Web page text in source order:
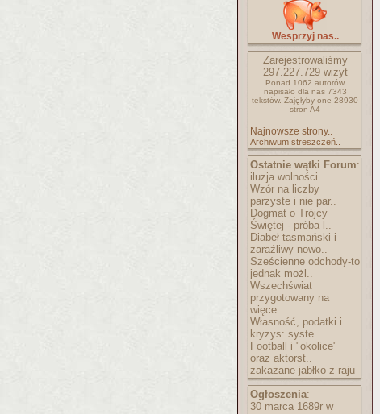
Wesprzyj nas..
Zarejestrowaliśmy
297.227.729wizyt
Ponad 1062 autorów
napisało dla nas 7343
tekstów. Zajęłyby one 28930
stron A4
Najnowsze strony..
Archiwum streszczeń..
Ostatnie wątki Forum:
iluzja wolności
Wzór na liczby
parzyste i nie par..
Dogmat o Trójcy
Świętej - próba l..
Diabeł tasmański i
zaraźliwy nowo..
Sześcienne odchody-to
jednak możl..
Wszechświat
przygotowany na
więce..
Własność, podatki i
kryzys: syste..
Football i "okolice"
oraz aktorst..
zakazane jabłko z raju
Ogłoszenia:
30 marca 1689r w